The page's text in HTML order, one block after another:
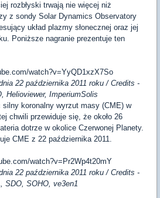
rozbłyski trwają nie więcej niż
z sondy Solar Dynamics Observatory
układ plazmy słonecznej oraz jej
Poniższe nagranie prezentuje ten
watch?v=YyQD1xzX7So
22 października 2011 roku / Credits -
Helioviewer, ImperiumSolis
silny koronalny wyrzut masy (CME) w
chwili przewiduje się, że około 26
dotrze w okolice Czerwonej Planety.
CME z 22 października 2011.
watch?v=Pr2Wp4t20mY
22 października 2011 roku / Credits -
SDO, SOHO, ve3en1